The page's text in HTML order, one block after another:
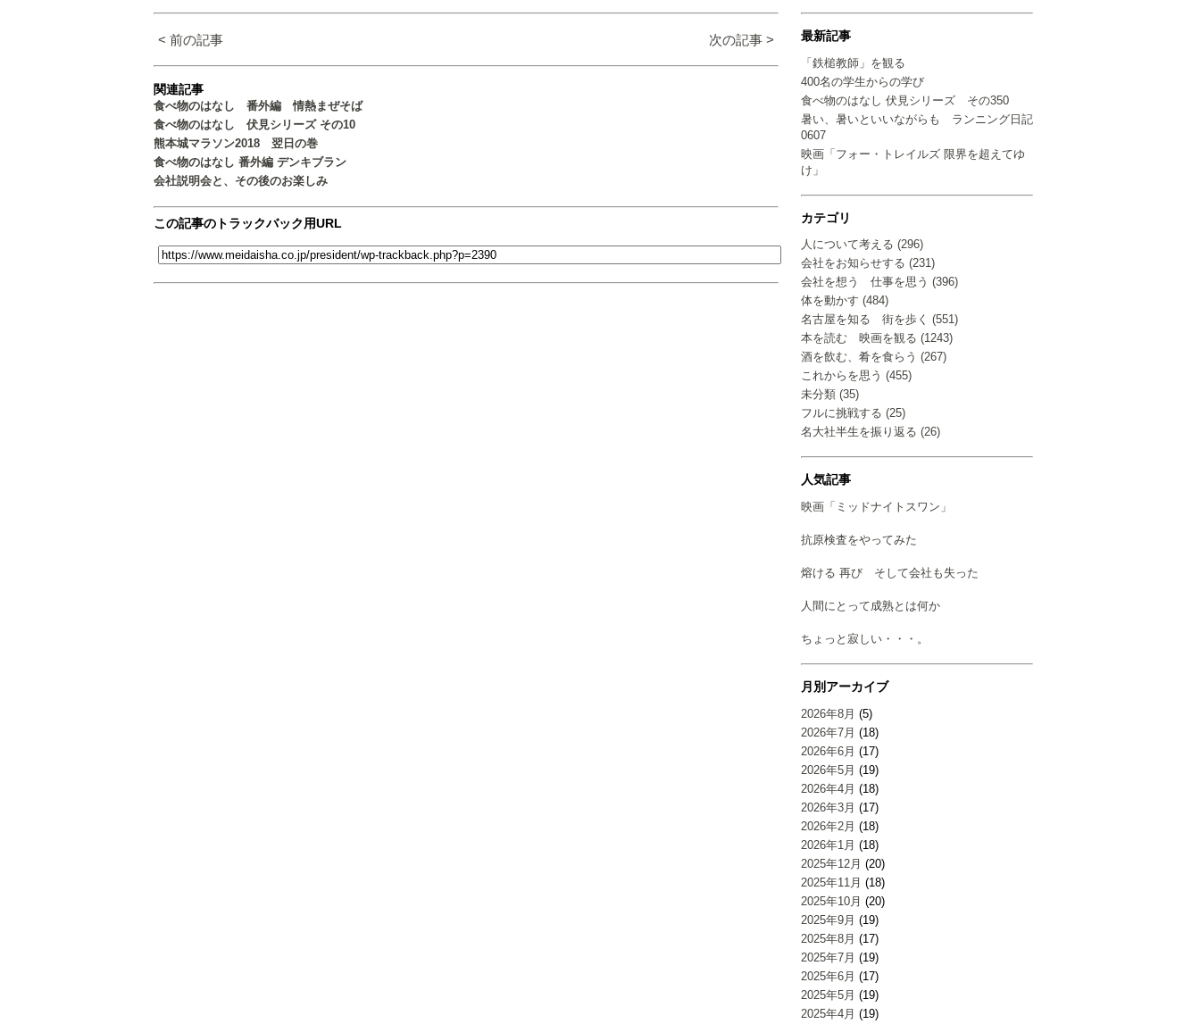
最新記事
「鉄槌教師」を観る
400名の学生からの学び
食べ物のはなし 伏見シリーズ その350
暑い、暑いといいながらも ランニング日記
0607
映画「フォー・トレイルズ 限界を超えてゆ
け」
カテゴリ
人について考える (296)
会社をお知らせする (231)
会社を想う 仕事を思う (396)
体を動かす (484)
名古屋を知る 街を歩く (551)
本を読む 映画を観る (1243)
酒を飲む、肴を食らう (267)
これからを思う (455)
未分類 (35)
フルに挑戦する (25)
名大社半生を振り返る (26)
人気記事
映画「ミッドナイトスワン」
抗原検査をやってみた
熔ける 再び そして会社も失った
人間にとって成熟とは何か
ちょっと寂しい・・・。
月別アーカイブ
2026年8月 (5)
2026年7月 (18)
2026年6月 (17)
2026年5月 (19)
2026年4月 (18)
2026年3月 (17)
2026年2月 (18)
2026年1月 (18)
2025年12月 (20)
2025年11月 (18)
2025年10月 (20)
2025年9月 (19)
2025年8月 (17)
2025年7月 (19)
2025年6月 (17)
2025年5月 (19)
2025年4月 (19)
< 前の記事 次の記事 >
関連記事
食べ物のはなし 番外編 情熱まぜそば
食べ物のはなし 伏見シリーズ その10
熊本城マラソン2018 翌日の巻
食べ物のはなし 番外編 デンキブラン
会社説明会と、その後のお楽しみ
この記事のトラックバック用URL